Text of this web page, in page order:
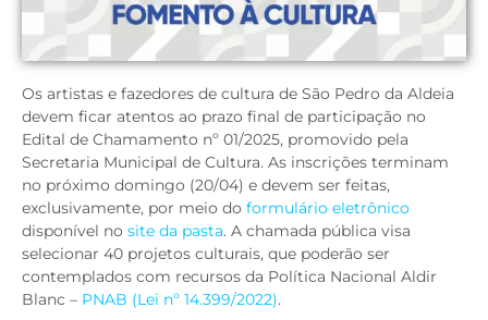
Os artistas e fazedores de cultura de São Pedro da Aldeia
devem ficar atentos ao prazo final de participação no
Edital de Chamamento nº 01/2025, promovido pela
Secretaria Municipal de Cultura. As inscrições terminam
no próximo domingo (20/04) e devem ser feitas,
exclusivamente, por meio do formulário eletrônico
disponível no site da pasta. A chamada pública visa
selecionar 40 projetos culturais, que poderão ser
contemplados com recursos da Política Nacional Aldir
Blanc – PNAB (Lei nº 14.399/2022).